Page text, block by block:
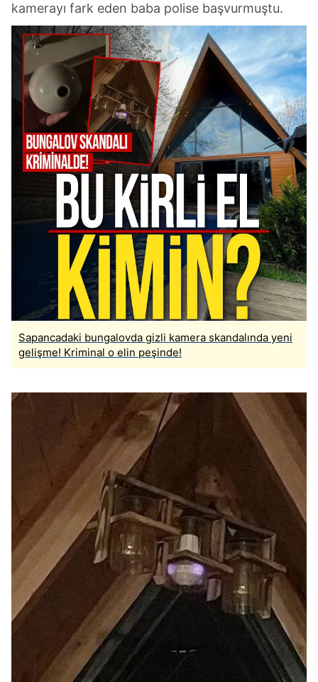
kamerayı fark eden baba polise başvurmuştu.
Sapancadaki bungalovda gizli kamera skandalında yeni
gelişme! Kriminal o elin peşinde!